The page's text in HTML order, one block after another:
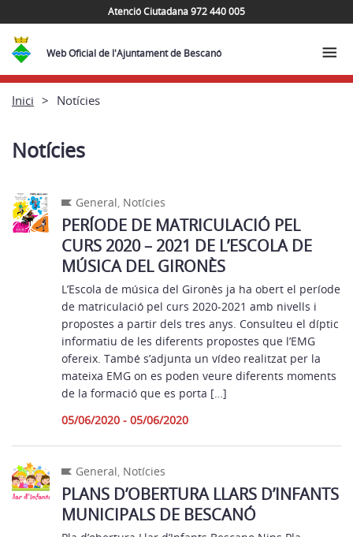
Atenció Ciutadana 972 440 005
Web Oficial de l'Ajuntament de Bescanó
Inici Notícies
Notícies
General, Notícies
PERÍODE DE MATRICULACIÓ PEL
CURS 2020 – 2021 DE L’ESCOLA DE
MÚSICA DEL GIRONÈS
L’Escola de música del Gironès ja ha obert el període
de matriculació pel curs 2020-2021 amb nivells i
propostes a partir dels tres anys. Consulteu el díptic
informatiu de les diferents propostes que l’EMG
ofereix. També s’adjunta un vídeo realitzat per la
mateixa EMG on es poden veure diferents moments
de la formació que es porta […]
05/06/2020 - 05/06/2020
General, Notícies
PLANS D’OBERTURA LLARS D’INFANTS
MUNICIPALS DE BESCANÓ